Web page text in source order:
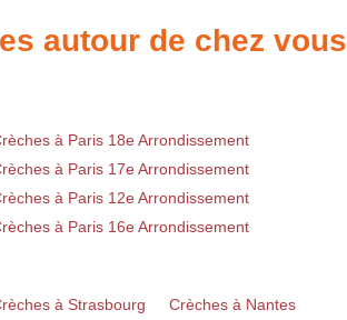
autour de chez vous
à Paris 18e Arrondissement
à Paris 17e Arrondissement
à Paris 12e Arrondissement
à Paris 16e Arrondissement
à Strasbourg
Crèches à Nantes